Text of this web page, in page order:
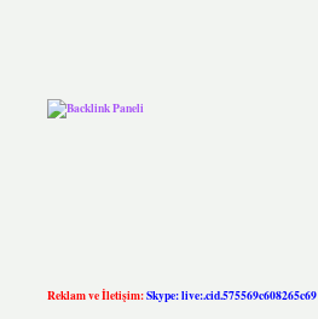
Reklam ve İletişim:Skype: live:.cid.575569c608265c69